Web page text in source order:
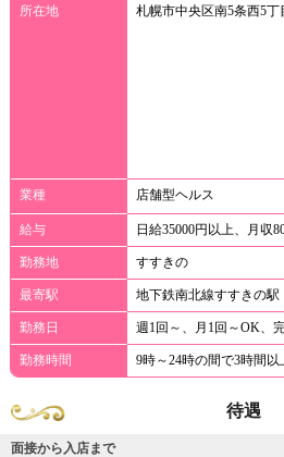
所在地 札幌市中央区南5条西5
業種 店舗型ヘルス
給与 日給35000円以上、月収
勤務地 すすきの
最寄駅 地下鉄南北線すすきの駅
勤務日 週1回～、月1回～OK、
勤務時間 9時～24時の間で3時間以
待遇
面接から入店まで